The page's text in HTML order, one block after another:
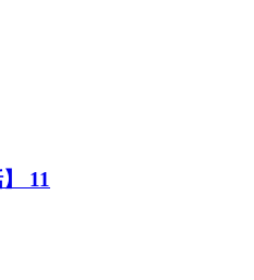
11